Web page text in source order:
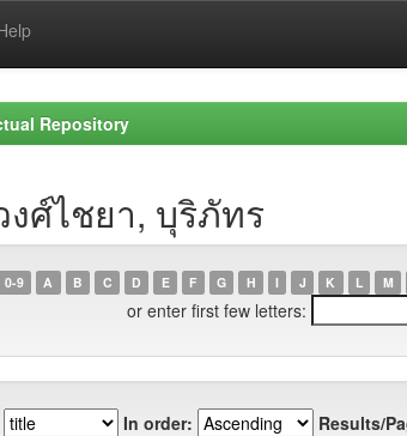
Repository
งศ์ไชยา, บุริภัทร
0-9 A B C D E F G H I J K L M
or enter first few letters:
In order: Results/